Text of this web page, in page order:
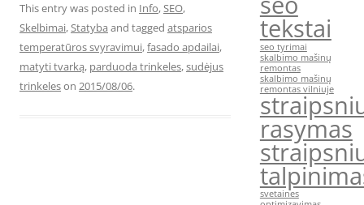
This entry was posted in Info,SEO,
Skelbimai,Statyba and tagged atsparios
temperatūros svyravimui,fasado apdailai,
matyti tvarką, parduoda trinkeles,sudėjus
trinkeleson 2015/08/06.
tekstai
seo tyrimai
skalbimo mašinų
remontas
skalbimo mašinų
remontas vilniuje
rasymas
svetaines